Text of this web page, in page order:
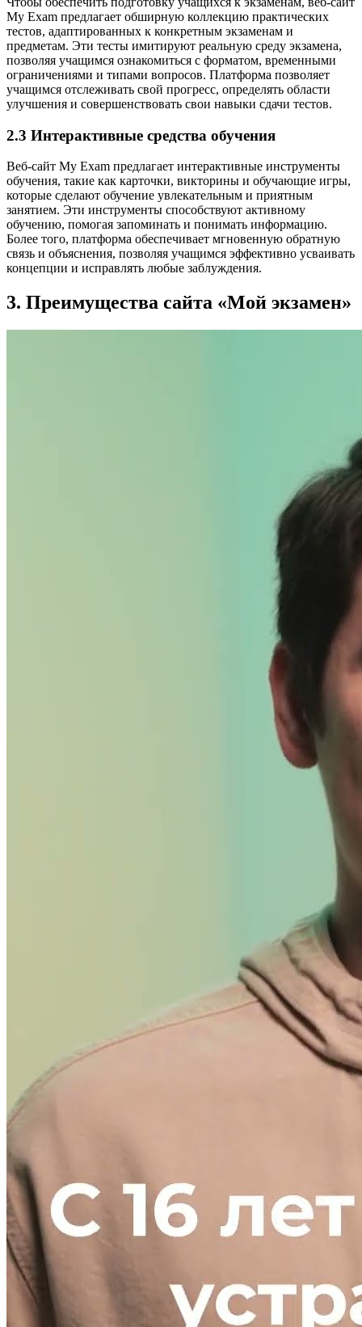
My Exam предлагает обширную коллекцию практических
тестов, адаптированных к конкретным экзаменам и
предметам. Эти тесты имитируют реальную среду экзамена,
позволяя учащимся ознакомиться с форматом, временными
ограничениями и типами вопросов. Платформа позволяет
учащимся отслеживать свой прогресс, определять области
улучшения и совершенствовать свои навыки сдачи тестов.
2.3 Интерактивные средства обучения
Веб-сайт My Exam предлагает интерактивные инструменты
обучения, такие как карточки, викторины и обучающие игры,
которые сделают обучение увлекательным и приятным
занятием. Эти инструменты способствуют активному
обучению, помогая запоминать и понимать информацию.
Более того, платформа обеспечивает мгновенную обратную
связь и объяснения, позволяя учащимся эффективно усваивать
концепции и исправлять любые заблуждения.
3. Преимущества сайта «Мой экзамен»